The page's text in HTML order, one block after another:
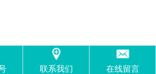
联系我们 在线留言